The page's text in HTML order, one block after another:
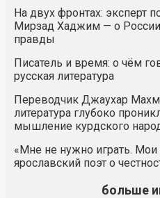
На двух фронтах: эксперт
Мирзад Хаджим — о
правды
Писатель и время: о чём
русская литература
Переводчик Джаухар
литература глубоко
мышление курдского
«Мне не нужно играть.
ярославский поэт о
больше